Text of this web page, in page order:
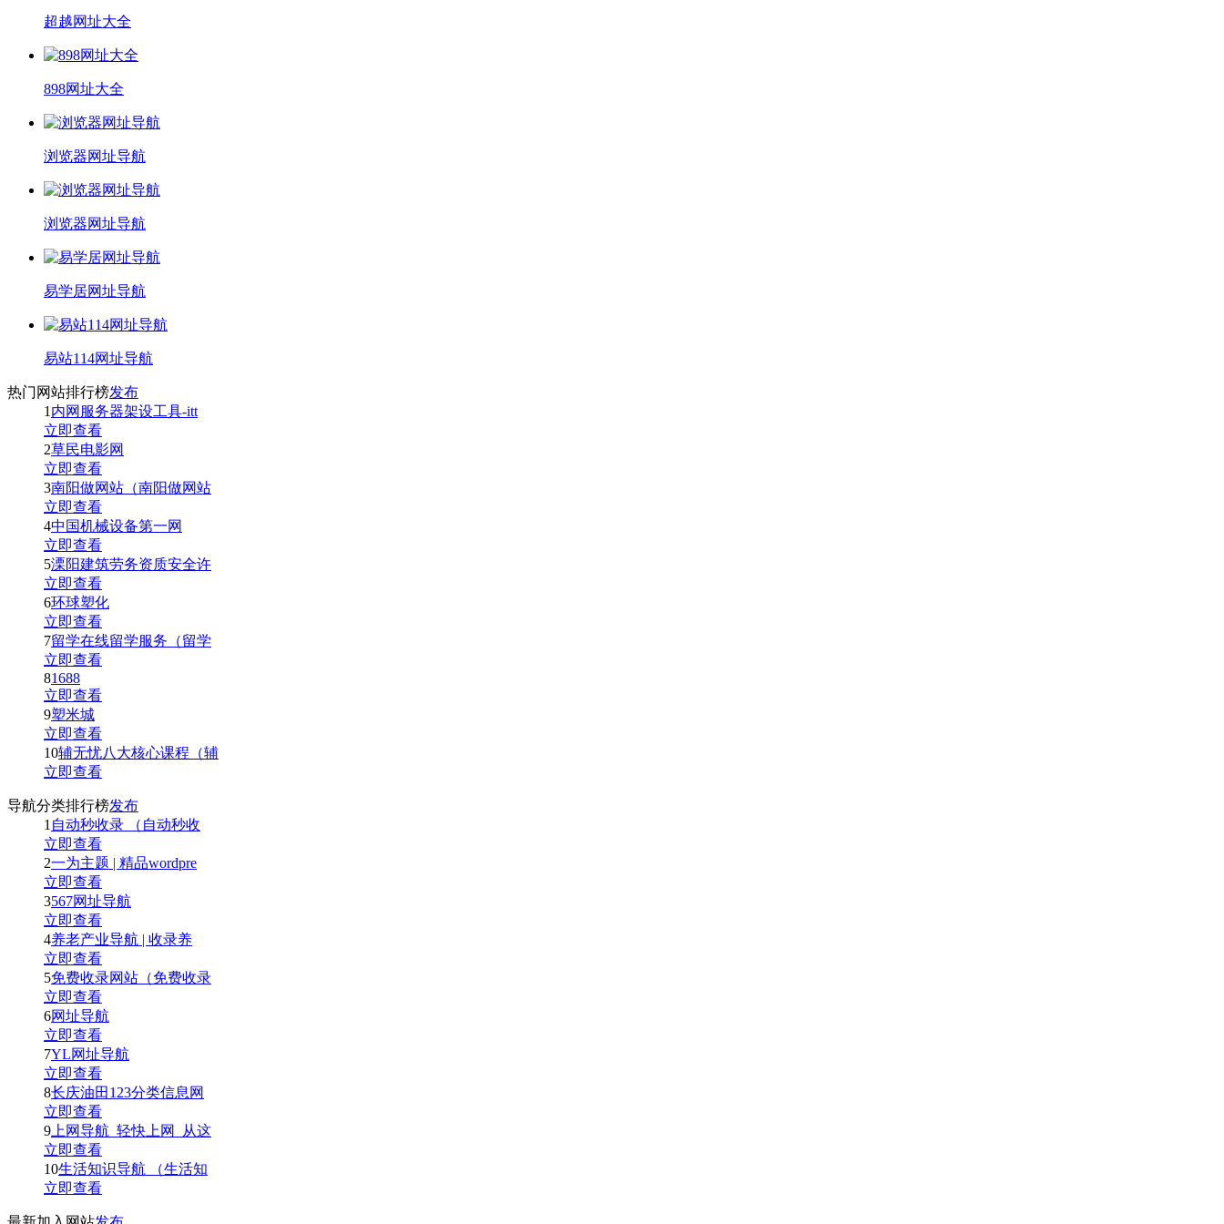
超越网址大全
898网址大全
浏览器网址导航
浏览器网址导航
易学居网址导航
易站114网址导航
热门网站排行榜发布
1 内网服务器架设工具-itt
立即查看
2草民电影网
立即查看
3南阳做网站（南阳做网站
立即查看
4中国机械设备第一网
立即查看
5溧阳建筑劳务资质安全许
立即查看
6环球塑化
立即查看
7留学在线留学服务（留学
立即查看
81688
立即查看
9塑米城
立即查看
10辅无忧八大核心课程（辅
立即查看
导航分类排行榜发布
1 自动秒收录 （自动秒收
立即查看
2一为主题 | 精品wordpre
立即查看
3567网址导航
立即查看
4养老产业导航 | 收录养
立即查看
5免费收录网站（免费收录
立即查看
6网址导航
立即查看
7YL网址导航
立即查看
8长庆油田123分类信息网
立即查看
9 上网导航_轻快上网_从这
立即查看
10生活知识导航 （生活知
立即查看